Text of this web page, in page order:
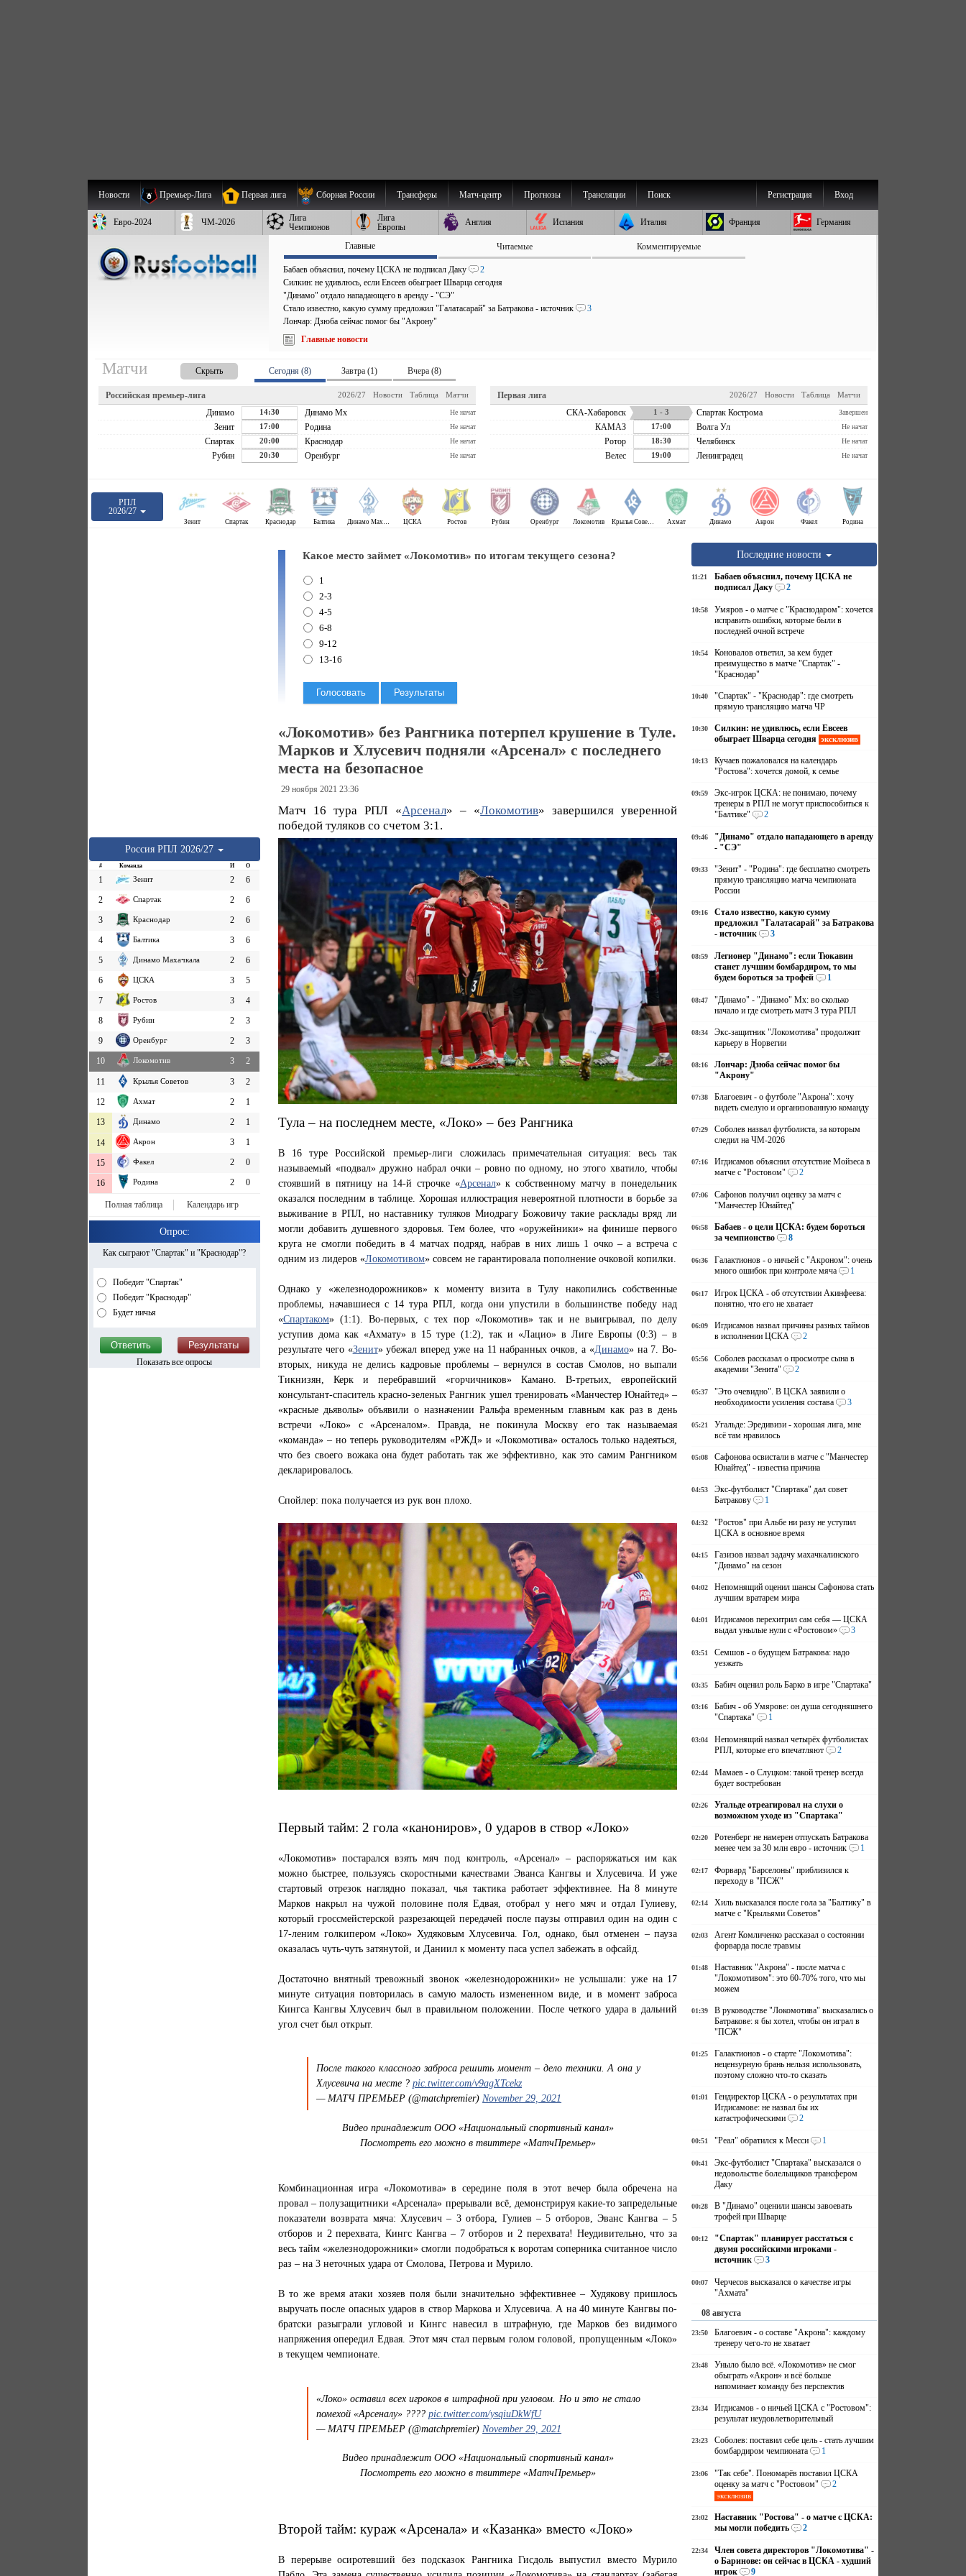
Новости Премьер-Лига Первая лига Сборная России Трансферы Матч-центр Прогнозы Трансляции Поиск Вход
Регистрация
Евро-2024 ЧМ-2026
Лига
Чемпионов
Лига
Европы
Англия Испания Италия Франция Германия
Главные Читаемые Комментируемые
Бабаев объяснил, почему ЦСКА не подписал Даку
2
Силкин: не удивлюсь, если Евсеев обыграет Шварца сегодня
"Динамо" отдало нападающего в аренду - "СЭ"
Стало известно, какую сумму предложил "Галатасарай" за Батракова - источник
3
Лончар: Дзюба сейчас помог бы "Акрону"
Главные новости
Матчи Скрыть Сегодня (8) Завтра (1) Вчера (8)
Российская премьер-лига Матчи
Таблица
Новости
2026/27
Динамо 14:30 Динамо Мх Не начат
Зенит 17:00 Родина Не начат
Спартак 20:00 Краснодар Не начат
Рубин 20:30 Оренбург Не начат
Первая лига Матчи
Таблица
Новости
2026/27
СКА-Хабаровск 1 - 3 Спартак Кострома Завершен
КАМАЗ 17:00 Волга Ул Не начат
Ротор 18:30 Челябинск Не начат
Велес 19:00 Ленинградец Не начат
РПЛ
2026/27
Зенит Спартак Краснодар Балтика Динамо Махачкала ЦСКА Ростов Рубин Оренбург Локомотив Крылья Советов Ахмат Динамо Акрон Факел Родина
Россия РПЛ 2026/27
# Команда И О
1 Зенит 2
6
2
Спартак 2
6
3
Краснодар 2
6
4
Балтика 3
6
5
Динамо Махачкала 2
6
6
ЦСКА 3
5
7
Ростов 3
4
8
Рубин 2
3
9
Оренбург 2
3
10
Локомотив 3 2
11 Крылья Советов 3
2
12
Ахмат 2
1
13
Динамо 2 1
14 Акрон 3 1
15 Факел 2 0
16 Родина 2 0
Полная таблица Календарь игр
Опрос:
Как сыграют "Спартак" и "Краснодар"?
Победит "Спартак"
Победит "Краснодар"
Будет ничья
Показать все опросы
Какое место займет «Локомотив» по итогам текущего сезона?
1
2-3
4-5
6-8
9-12
13-16
«Локомотив» без Рангника потерпел крушение в Туле.
Марков и Хлусевич подняли «Арсенал» с последнего
места на безопасное
29 ноября 2021 23:36
Матч 16 тура РПЛ «Арсенал» – «Локомотив» завершился уверенной
победой туляков со счетом 3:1.
Тула – на последнем месте, «Локо» – без Рангника
В 16 туре Российской премьер-лиги сложилась примечательная ситуация: весь так
называемый «подвал» дружно набрал очки – ровно по одному, но этого хватило, чтобы
стоявший в пятницу на 14-й строчке «Арсенал» к собственному матчу в понедельник
оказался последним в таблице. Хорошая иллюстрация невероятной плотности в борьбе за
выживание в РПЛ, но наставнику туляков Миодрагу Божовичу такие расклады вряд ли
могли добавить душевного здоровья. Тем более, что «оружейники» на финише первого
круга не смогли победить в 4 матчах подряд, набрав в них лишь 1 очко – а встреча с
одним из лидеров «Локомотивом» совсем не гарантировала пополнение очковой копилки.
Однако у «железнодорожников» к моменту визита в Тулу накопились собственные
проблемы, начавшиеся с 14 тура РПЛ, когда они упустили в большинстве победу над
«Спартаком» (1:1). Во-первых, с тех пор «Локомотив» так и не выигрывал, по делу
уступив дома как «Ахмату» в 15 туре (1:2), так и «Лацио» в Лиге Европы (0:3) – в
результате чего «Зенит» убежал вперед уже на 11 набранных очков, а «Динамо» на 7. Во-
вторых, никуда не делись кадровые проблемы – вернулся в состав Смолов, но выпали
Тикнизян, Керк и перебравший «горчичников» Камано. В-третьих, европейский
консультант-спаситель красно-зеленых Рангник ушел тренировать «Манчестер Юнайтед» –
«красные дьяволы» объявили о назначении Ральфа временным главным как раз в день
встречи «Локо» с «Арсеналом». Правда, не покинула Москву его так называемая
«команда» – но теперь руководителям «РЖД» и «Локомотива» осталось только надеяться,
что без своего вожака она будет работать так же эффективно, как это самим Рангником
декларировалось.
Спойлер: пока получается из рук вон плохо.
Первый тайм: 2 гола «канониров», 0 ударов в створ «Локо»
«Локомотив» постарался взять мяч под контроль, «Арсенал» – распоряжаться им как
можно быстрее, пользуясь скоростными качествами Эванса Кангвы и Хлусевича. И уже
стартовый отрезок наглядно показал, чья тактика работает эффективнее. На 8 минуте
Марков накрыл на чужой половине поля Едвая, отобрал у него мяч и отдал Гулиеву,
который гроссмейстерской разрезающей передачей после паузы отправил один на один с
17-леним голкипером «Локо» Худяковым Хлусевича. Гол, однако, был отменен – пауза
оказалась чуть-чуть затянутой, и Даниил к моменту паса успел забежать в офсайд.
Достаточно внятный тревожный звонок «железнодорожники» не услышали: уже на 17
минуте ситуация повторилась в самую малость измененном виде, и в момент заброса
Кингса Кангвы Хлусевич был в правильном положении. После четкого удара в дальний
угол счет был открыт.
После такого классного заброса решить момент – дело техники. А она у
Хлусевича на месте ?pic.twitter.com/v9agXTcekz
— МАТЧ ПРЕМЬЕР (@matchpremier)November 29, 2021
Видео принадлежит ООО «Национальный спортивный канал»
Посмотреть его можно в твиттере «МатчПремьер»
Комбинационная игра «Локомотива» в середине поля в этот вечер была обречена на
провал – полузащитники «Арсенала» прерывали всё, демонстрируя какие-то запредельные
показатели возврата мяча: Хлусевич – 3 отбора, Гулиев – 5 отборов, Эванс Кангва – 5
отборов и 2 перехвата, Кингс Кангва – 7 отборов и 2 перехвата! Неудивительно, что за
весь тайм «железнодорожники» смогли подобраться к воротам соперника считанное число
раз – на 3 неточных удара от Смолова, Петрова и Мурило.
В то же время атаки хозяев поля были значительно эффективнее – Худякову пришлось
выручать после опасных ударов в створ Маркова и Хлусевича. А на 40 минуте Кангвы по-
братски разыграли угловой и Кингс навесил в штрафную, где Марков без видимого
напряжения опередил Едвая. Этот мяч стал первым голом головой, пропущенным «Локо»
в текущем чемпионате.
«Локо» оставил всех игроков в штрафной при угловом. Но и это не стало
помехой «Арсеналу» ????pic.twitter.com/ysqiuDkWfU
— МАТЧ ПРЕМЬЕР (@matchpremier) November 29, 2021
Видео принадлежит ООО «Национальный спортивный канал»
Посмотреть его можно в твиттере «МатчПремьер»
Второй тайм: кураж «Арсенала» и «Казанка» вместо «Локо»
В перерыве осиротевший без подсказок Рангника Гисдоль выпустил вместо Мурило
Последние новости
11:21
Бабаев объяснил, почему ЦСКА не
подписал Даку
2
10:58
Умяров - о матче с "Краснодаром": хочется
исправить ошибки, которые были в
последней очной встрече
10:54
Коновалов ответил, за кем будет
преимущество в матче "Спартак" -
"Краснодар"
10:40
"Спартак" - "Краснодар": где смотреть
прямую трансляцию матча ЧР
10:30
Силкин: не удивлюсь, если Евсеев
обыграет Шварца сегодня
эксклюзив
10:13
Кучаев пожаловался на календарь
"Ростова": хочется домой, к семье
09:59
Экс-игрок ЦСКА: не понимаю, почему
тренеры в РПЛ не могут приспособиться к
"Балтике"
2
09:46
"Динамо" отдало нападающего в аренду
- "СЭ"
09:33
"Зенит" - "Родина": где бесплатно смотреть
прямую трансляцию матча чемпионата
России
09:16
Стало известно, какую сумму
предложил "Галатасарай" за Батракова
- источник
3
08:59
Легионер "Динамо": если Тюкавин
станет лучшим бомбардиром, то мы
будем бороться за трофей
1
08:47
"Динамо" - "Динамо" Мх: во сколько
начало и где смотреть матч 3 тура РПЛ
08:34
Экс-защитник "Локомотива" продолжит
карьеру в Норвегии
08:16
Лончар: Дзюба сейчас помог бы
"Акрону"
07:38
Благоевич - о футболе "Акрона": хочу
видеть смелую и организованную команду
07:29
Соболев назвал футболиста, за которым
следил на ЧМ-2026
07:16
Игдисамов объяснил отсутствие Мойзеса в
матче с "Ростовом"
2
07:06
Сафонов получил оценку за матч с
"Манчестер Юнайтед"
06:58
Бабаев - о цели ЦСКА: будем бороться
за чемпионство
8
06:36
Галактионов - о ничьей с "Акроном": очень
много ошибок при контроле мяча
1
06:17
Игрок ЦСКА - об отсутствии Акинфеева:
понятно, что его не хватает
06:09
Игдисамов назвал причины разных таймов
в исполнении ЦСКА
2
05:56
Соболев рассказал о просмотре сына в
академии "Зенита"
2
05:37
"Это очевидно". В ЦСКА заявили о
необходимости усиления состава
3
05:21
Угальде: Эредивизи - хорошая лига, мне
всё там нравилось
05:08
Сафонова освистали в матче с "Манчестер
Юнайтед" - известна причина
04:53
Экс-футболист "Спартака" дал совет
Батракову
1
04:32
"Ростов" при Альбе ни разу не уступил
ЦСКА в основное время
04:15
Газизов назвал задачу махачкалинского
"Динамо" на сезон
04:02
Непомнящий оценил шансы Сафонова стать
лучшим вратарем мира
04:01
Игдисамов перехитрил сам себя — ЦСКА
выдал унылые нули с «Ростовом»
3
03:51
Семшов - о будущем Батракова: надо
уезжать
03:35 Бабич оценил роль Барко в игре "Спартака"
03:16
Бабич - об Умярове: он душа сегодняшнего
"Спартака"
1
03:04
Непомнящий назвал четырёх футболистах
РПЛ, которые его впечатляют
2
02:44
Мамаев - о Слуцком: такой тренер всегда
будет востребован
02:26
Угальде отреагировал на слухи о
возможном уходе из "Спартака"
02:20
Ротенберг не намерен отпускать Батракова
менее чем за 30 млн евро - источник
1
02:17
Форвард "Барселоны" приблизился к
переходу в "ПСЖ"
02:14
Хиль высказался после гола за "Балтику" в
матче с "Крыльями Советов"
02:03
Агент Комличенко рассказал о состоянии
форварда после травмы
01:48
Наставник "Акрона" - после матча с
"Локомотивом": это 60-70% того, что мы
можем
01:39
В руководстве "Локомотива" высказались о
Батракове: я бы хотел, чтобы он играл в
"ПСЖ"
01:25
Галактионов - о старте "Локомотива":
нецензурную брань нельзя использовать,
поэтому сложно что-то сказать
01:01
Гендиректор ЦСКА - о результатах при
Игдисамове: не назвал бы их
катастрофическими
2
00:51 "Реал" обратился к Месси 1
00:41
Экс-футболист "Спартака" высказался о
недовольстве болельщиков трансфером
Даку
00:28
В "Динамо" оценили шансы завоевать
трофей при Шварце
00:12
"Спартак" планирует расстаться с
двумя российскими игроками -
источник
3
00:07
Черчесов высказался о качестве игры
"Ахмата"
08 августа
23:50
Благоевич - о составе "Акрона": каждому
тренеру чего-то не хватает
23:48
Уныло было всё. «Локомотив» не смог
обыграть «Акрон» и всё больше
напоминает команду без перспектив
23:34
Игдисамов - о ничьей ЦСКА с "Ростовом":
результат неудовлетворительный
23:23
Соболев: поставил себе цель - стать лучшим
бомбардиром чемпионата
1
23:06
"Так себе". Пономарёв поставил ЦСКА
оценку за матч с "Ростовом"
2
эксклюзив
23:02
Наставник "Ростова" - о матче с ЦСКА:
мы могли победить
2
22:34
Член совета директоров "Локомотива" -
о Баринове: он сейчас в ЦСКА - худший
игрок
9